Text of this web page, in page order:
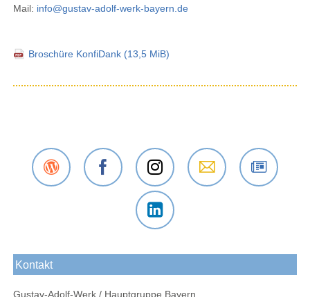
Mail: info@gustav-adolf-werk-bayern.de
Broschüre KonfiDank (13,5 MiB)
Blog
bei
Das
Gustav-
Adolf-
bei
Werk
Adolf-
Kontakt
Gustav-Adolf-Werk / Hauptgruppe Bayern